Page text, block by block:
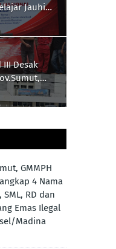
Jauhi
III Desak
Proyek
GMMPH
4 Nama
RD dan
Emas Ilegal
Madina